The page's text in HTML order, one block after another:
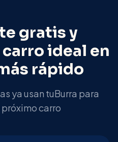
gratis y
ideal en
rápido
ya usan tuBurra para
carro